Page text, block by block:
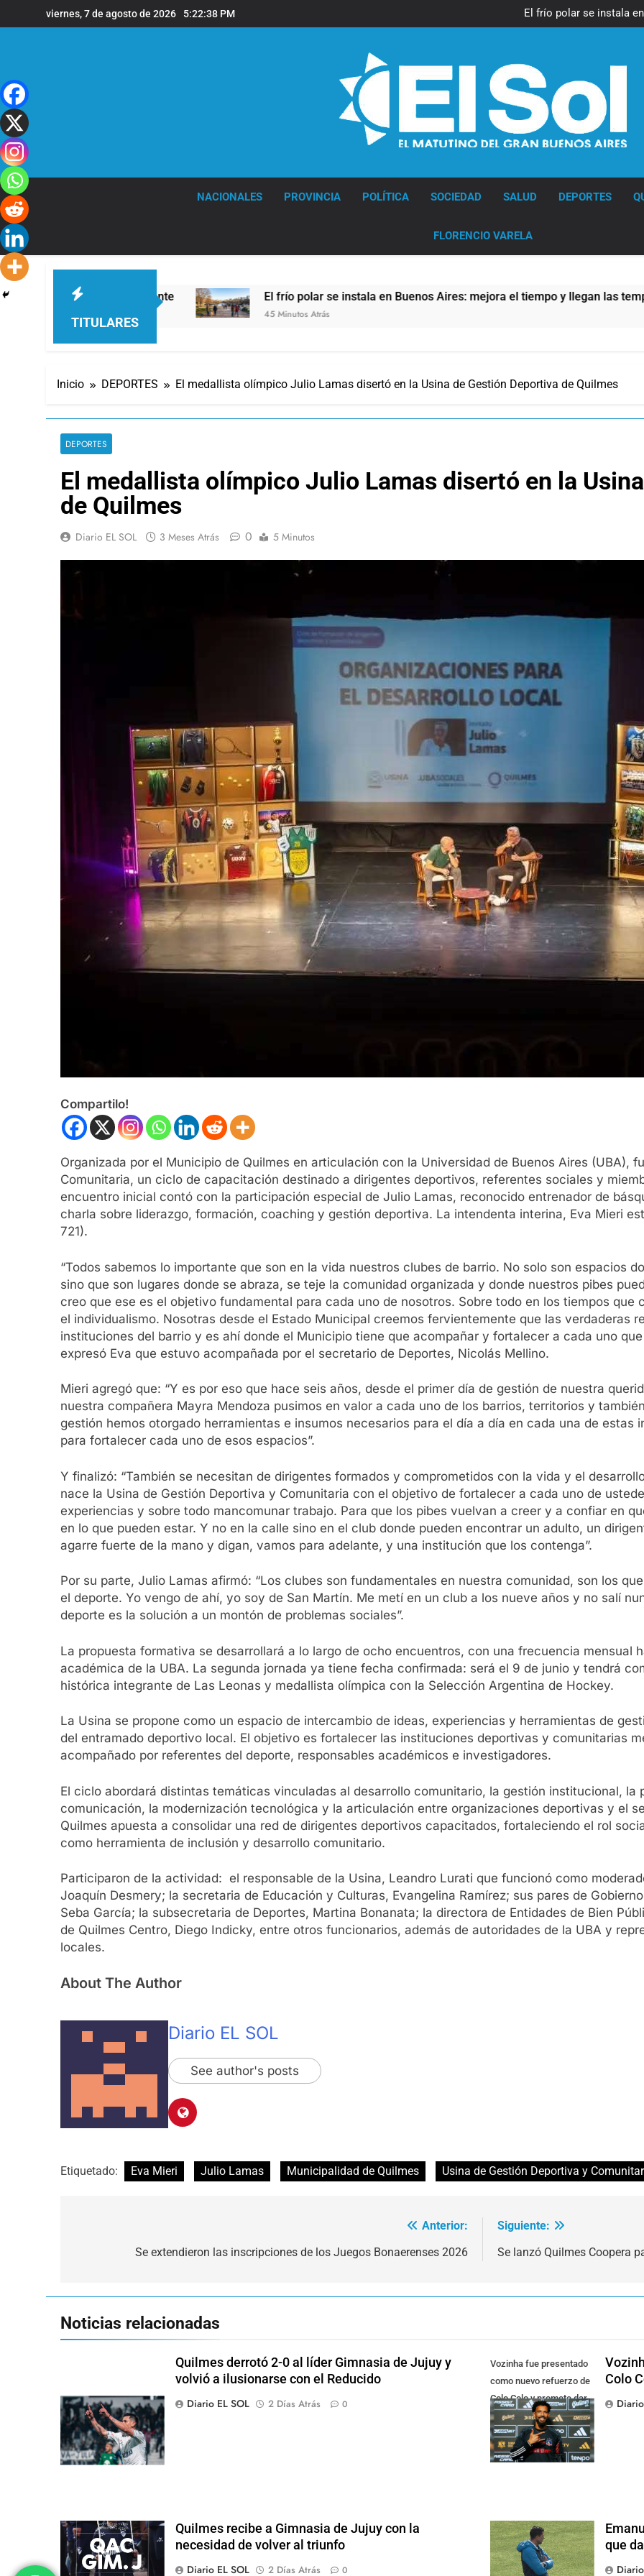
al
viernes, 7 de agosto de 2026 5:22:39 PM
El frío polar se instala
El Senado aprobó la ley
El Senado aprobó la ley
NACIONALES PROVINCIA POLÍTICA SOCIEDAD SALUD DEPORTES
FLORENCIO VARELA
TITULARES
correctamente El frío polar se instala en Buenos Aires: mejora el tiempo y llegan las temperaturas más
45 Minutos Atrás
Inicio DEPORTES El medallista olímpico Julio Lamas disertó en la Usina de Gestión Deportiva de Quilmes
DEPORTES
El medallista olímpico Julio Lamas disertó en la
de Quilmes
Diario EL SOL 3 Meses Atrás 0 5 Minutos
Compartilo!
Organizada por el Municipio de Quilmes en articulación con la Universidad de Buenos Aires (UBA),
Comunitaria, un ciclo de capacitación destinado a dirigentes deportivos, referentes sociales y
encuentro inicial contó con la participación especial de Julio Lamas, reconocido entrenador de
charla sobre liderazgo, formación, coaching y gestión deportiva. La intendenta interina, Eva Mieri
721).
“Todos sabemos lo importante que son en la vida nuestros clubes de barrio. No solo son espacios
sino que son lugares donde se abraza, se teje la comunidad organizada y donde nuestros pibes
creo que ese es el objetivo fundamental para cada uno de nosotros. Sobre todo en los tiempos que
el individualismo. Nosotras desde el Estado Municipal creemos fervientemente que las verdaderas
instituciones del barrio y es ahí donde el Municipio tiene que acompañar y fortalecer a cada uno
expresó Eva que estuvo acompañada por el secretario de Deportes, Nicolás Mellino.
Mieri agregó que: “Y es por eso que hace seis años, desde el primer día de gestión de nuestra
nuestra compañera Mayra Mendoza pusimos en valor a cada uno de los barrios, territorios y
gestión hemos otorgado herramientas e insumos necesarios para el día a día en cada una de
para fortalecer cada uno de esos espacios”.
Y finalizó: “También se necesitan de dirigentes formados y comprometidos con la vida y el
nace la Usina de Gestión Deportiva y Comunitaria con el objetivo de fortalecer a cada uno de
experiencias y sobre todo mancomunar trabajo. Para que los pibes vuelvan a creer y a confiar en
en lo que pueden estar. Y no en la calle sino en el club donde pueden encontrar un adulto, un
agarre fuerte de la mano y digan, vamos para adelante, y una institución que los contenga”.
Por su parte, Julio Lamas afirmó: “Los clubes son fundamentales en nuestra comunidad, son los
el deporte. Yo vengo de ahí, yo soy de San Martín. Me metí en un club a los nueve años y no salí
deporte es la solución a un montón de problemas sociales”.
La propuesta formativa se desarrollará a lo largo de ocho encuentros, con una frecuencia mensual
académica de la UBA. La segunda jornada ya tiene fecha confirmada: será el 9 de junio y tendrá
histórica integrante de Las Leonas y medallista olímpica con la Selección Argentina de Hockey.
La Usina se propone como un espacio de intercambio de ideas, experiencias y herramientas de
del entramado deportivo local. El objetivo es fortalecer las instituciones deportivas y comunitarias
acompañado por referentes del deporte, responsables académicos e investigadores.
El ciclo abordará distintas temáticas vinculadas al desarrollo comunitario, la gestión institucional, la
comunicación, la modernización tecnológica y la articulación entre organizaciones deportivas y el
Quilmes apuesta a consolidar una red de dirigentes deportivos capacitados, fortaleciendo el rol
como herramienta de inclusión y desarrollo comunitario.
Participaron de la actividad: el responsable de la Usina, Leandro Lurati que funcionó como
Joaquín Desmery; la secretaria de Educación y Culturas, Evangelina Ramírez; sus pares de
Seba García; la subsecretaria de Deportes, Martina Bonanata; la directora de Entidades de Bien
de Quilmes Centro, Diego Indicky, entre otros funcionarios, además de autoridades de la UBA y
locales.
About The Author
Diario EL SOL
See author's posts
Etiquetado: Eva Mieri Julio Lamas Municipalidad de Quilmes Usina de Gestión Deportiva y
Anterior:
Se extendieron las inscripciones de los Juegos Bonaerenses 2026
Siguiente:
Se lanzó Quilmes Coopera
Noticias relacionadas
Quilmes derrotó 2-0 al líder Gimnasia de Jujuy y
volvió a ilusionarse con el Reducido
Diario EL SOL
2 Días Atrás 0
Vozinha fue presentado
como nuevo refuerzo de
Colo Colo y promete dar
pelea por el arco
Colo
Quilmes recibe a Gimnasia de Jujuy con la
necesidad de volver al triunfo
Diario EL SOL
2 Días Atrás 0
que